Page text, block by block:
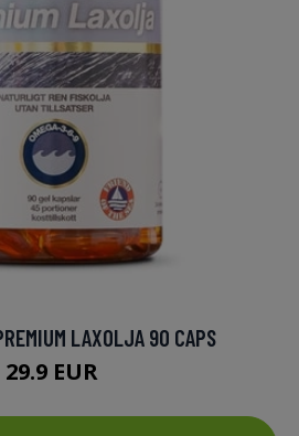
LAXOLJA 90 CAPS
29.9 EUR